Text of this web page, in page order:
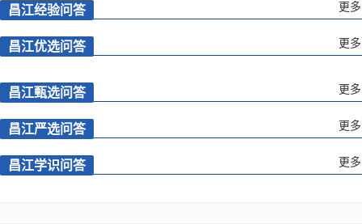
昌江经验问答 更多
昌江优选问答 更多
昌江甄选问答 更多
昌江严选问答 更多
昌江学识问答 更多